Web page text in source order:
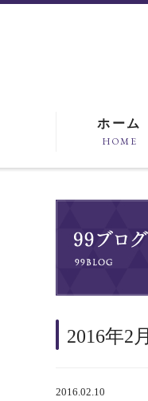
ホーム
HOME
2016年2月
2016.02.10